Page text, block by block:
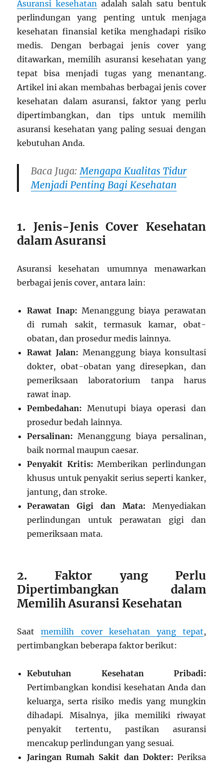
Asuransi kesehatanadalah salah satu bentuk
perlindungan yang penting untuk menjaga
kesehatan finansial ketika menghadapi risiko
medis. Dengan berbagai jenis cover yang
ditawarkan, memilih asuransi kesehatan yang
tepat bisa menjadi tugas yang menantang.
Artikel ini akan membahas berbagai jenis cover
kesehatan dalam asuransi, faktor yang perlu
dipertimbangkan, dan tips untuk memilih
asuransi kesehatan yang paling sesuai dengan
kebutuhan Anda.
Baca Juga: Mengapa Kualitas Tidur
Menjadi Penting Bagi Kesehatan
1. Jenis-Jenis Cover Kesehatan
dalam Asuransi
Asuransi kesehatan umumnya menawarkan
berbagai jenis cover, antara lain:
Rawat Inap: Menanggung biaya perawatan
di rumah sakit, termasuk kamar, obat-
obatan, dan prosedur medis lainnya.
Rawat Jalan: Menanggung biaya konsultasi
dokter, obat-obatan yang diresepkan, dan
pemeriksaan laboratorium tanpa harus
rawat inap.
Pembedahan: Menutupi biaya operasi dan
prosedur bedah lainnya.
Persalinan: Menanggung biaya persalinan,
baik normal maupun caesar.
Penyakit Kritis: Memberikan perlindungan
khusus untuk penyakit serius seperti kanker,
jantung, dan stroke.
Perawatan Gigi dan Mata: Menyediakan
perlindungan untuk perawatan gigi dan
pemeriksaan mata.
2. Faktor yang Perlu
Dipertimbangkan dalam
Memilih Asuransi Kesehatan
Saatmemilih cover kesehatan yang tepat,
pertimbangkan beberapa faktor berikut:
Kebutuhan Kesehatan Pribadi:
Pertimbangkan kondisi kesehatan Anda dan
keluarga, serta risiko medis yang mungkin
dihadapi. Misalnya, jika memiliki riwayat
penyakit tertentu, pastikan asuransi
mencakup perlindungan yang sesuai.
Jaringan Rumah Sakit dan Dokter: Periksa